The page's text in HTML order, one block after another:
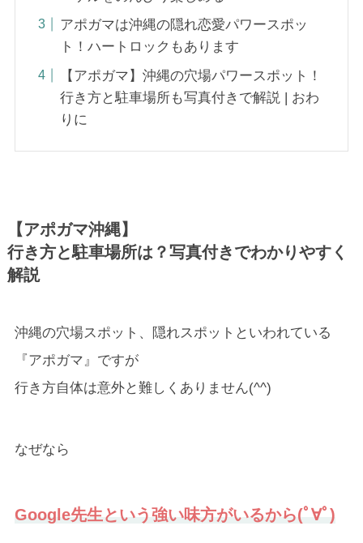
アポガマは沖縄の隠れ恋愛パワースポッ
ト！ハートロックもあります
【アポガマ】沖縄の穴場パワースポット！
行き方と駐車場所も写真付きで解説 | おわ
りに
【アポガマ沖縄】
行き方と駐車場所は？写真付きでわかりやすく
解説
沖縄の穴場スポット、隠れスポットといわれている
『アポガマ』ですが
行き方自体は意外と難しくありません(^^)
なぜなら
Google先生という強い味方がいるから(ﾟ∀ﾟ)